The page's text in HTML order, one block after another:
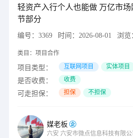
轻资产入行个人也能做 万亿市
节部分
编号： 3369 时间： 2026-08-01 浏览
类目： 项目合作
项目类型： 互联网项目 实体项目
是否收费： 收费
可走担保： 担保 不担保
媒老板
六安 六安市微点信息科技有限公